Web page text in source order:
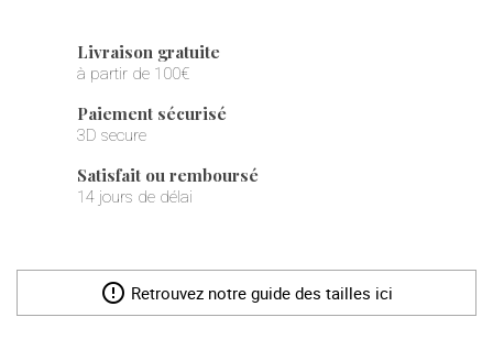
Livraison gratuite
à partir de 100€
Paiement sécurisé
3D secure
Satisfait ou remboursé
14 jours de délai
error_outline Retrouvez notre guide des tailles ici